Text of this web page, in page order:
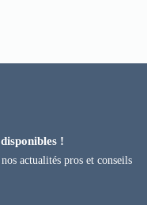
!
actualités pros et conseils